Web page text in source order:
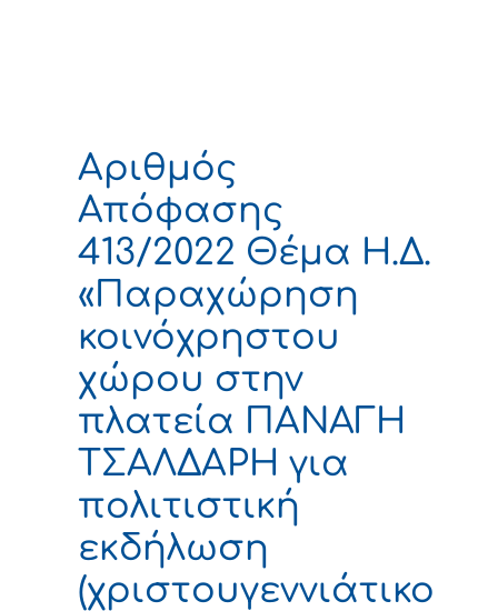
Αριθμός
Απόφασης
413/2022 Θέμα Η.Δ.
«Παραχώρηση
κοινόχρηστου
χώρου στην
πλατεία ΠΑΝΑΓΗ
ΤΣΑΛΔΑΡΗ για
πολιτιστική
εκδήλωση
(χριστουγεννιάτικο